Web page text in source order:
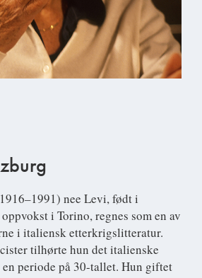
nee Levi, født i
i Torino, regnes som en av
i italiensk etterkrigslitteratur.
tilhørte hun det italienske
periode på 30-tallet. Hun giftet